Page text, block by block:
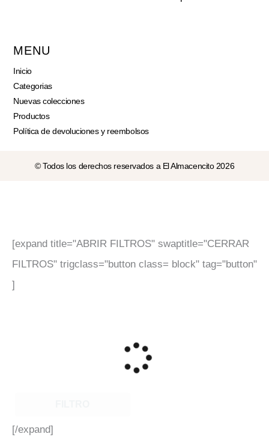
[expand title="ABRIR FILTROS" swaptitle="CERRAR
FILTROS" trigclass="button class= block" tag="button"
]
[/expand]
MENU
Inicio
Categorias
Nuevas colecciones
Productos
Política de devoluciones y reembolsos
© Todos los derechos reservados a El Almacencito 2026